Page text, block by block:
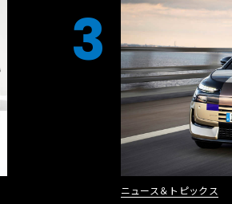
3
ニュース＆トピックス